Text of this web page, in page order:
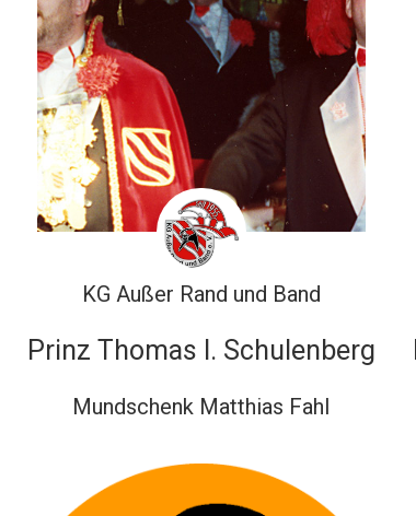
KG Außer Rand und Band
Prinz Thomas I. Schulenberg
Mundschenk Matthias Fahl